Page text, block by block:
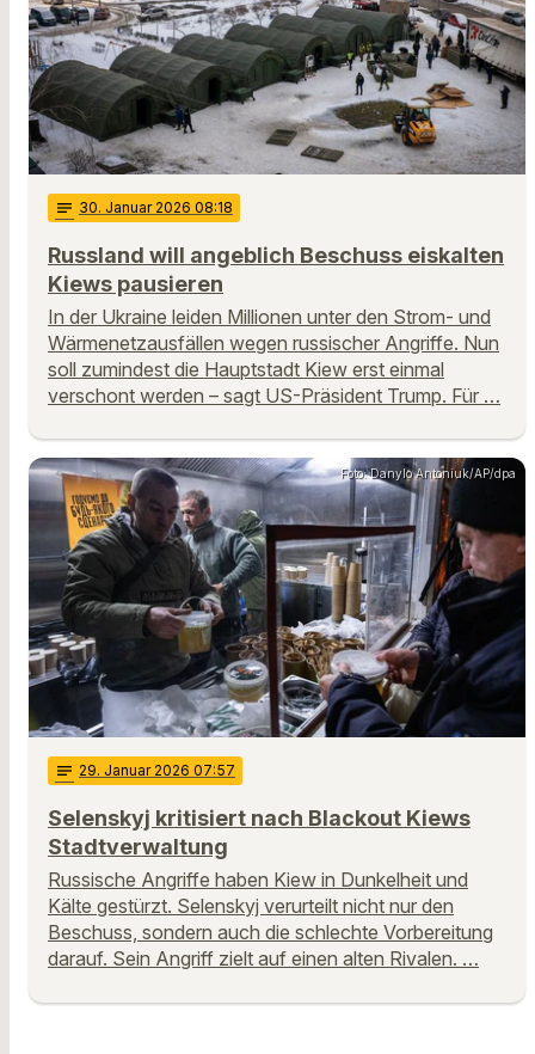
notes 30. Januar 2026 08:18
Russland will angeblich Beschuss eiskalten
Kiews pausieren
In der Ukraine leiden Millionen unter den Strom- und
Wärmenetzausfällen wegen russischer Angriffe. Nun
soll zumindest die Hauptstadt Kiew erst einmal
verschont werden – sagt US-Präsident Trump. Für …
Foto: Danylo Antoniuk/AP/dpa
notes 29. Januar 2026 07:57
Selenskyj kritisiert nach Blackout Kiews
Stadtverwaltung
Russische Angriffe haben Kiew in Dunkelheit und
Kälte gestürzt. Selenskyj verurteilt nicht nur den
Beschuss, sondern auch die schlechte Vorbereitung
darauf. Sein Angriff zielt auf einen alten Rivalen. …